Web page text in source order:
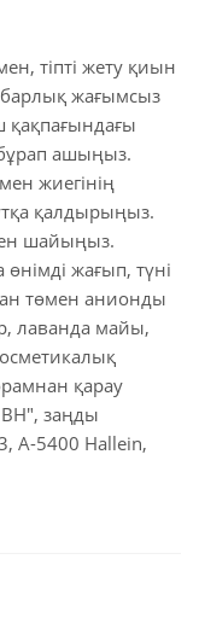
тіпті жету қиын
жағымсыз
қақпағындағы
бұрап ашыңыз.
жиегінің
қалдырыңыз.
шайыңыз.
жағып, түні
төмен анионды
лаванда майы,
қарау
заңды
А-5400 Hallein,